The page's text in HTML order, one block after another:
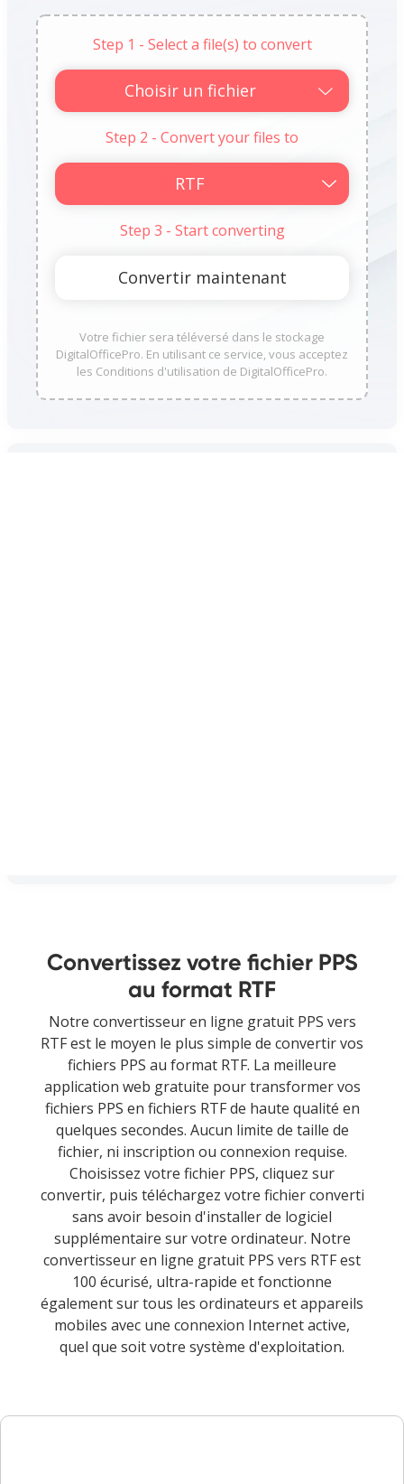
Step 1 - Select a file(s) to convert
Choisir un fichier
Step 2 - Convert your files to
Step 3 - Start converting
Votre fichier sera téléversé dans le stockage
DigitalOfficePro. En utilisant ce service, vous acceptez
les Conditions d'utilisation de DigitalOfficePro.
Convertissez votre fichier PPS
au format RTF
Notre convertisseur en ligne gratuit PPS vers
RTF est le moyen le plus simple de convertir vos
fichiers PPS au format RTF. La meilleure
application web gratuite pour transformer vos
fichiers PPS en fichiers RTF de haute qualité en
quelques secondes. Aucun limite de taille de
fichier, ni inscription ou connexion requise.
Choisissez votre fichier PPS, cliquez sur
convertir, puis téléchargez votre fichier converti
sans avoir besoin d'installer de logiciel
supplémentaire sur votre ordinateur. Notre
convertisseur en ligne gratuit PPS vers RTF est
100 écurisé, ultra-rapide et fonctionne
également sur tous les ordinateurs et appareils
mobiles avec une connexion Internet active,
quel que soit votre système d'exploitation.